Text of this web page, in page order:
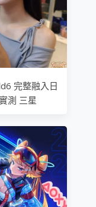
完整融入日
測 三星